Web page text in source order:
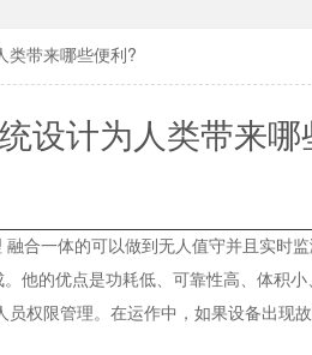
类带来哪些便利?
设计为人类带来哪
合一体的可以做到无人值守并且实时
他的优点是功耗低、可靠性高、体积
权限管理。在运作中，如果设备出现